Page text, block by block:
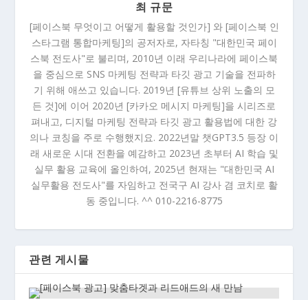
최 규문
[페이스북 무엇이고 어떻게 활용할 것인가] 와 [페이스북 인
스타그램 통합마케팅]의 공저자로, 자타칭 "대한민국 페이
스북 전도사"로 불리며, 2010년 이래 우리나라에 페이스북
을 중심으로 SNS 마케팅 전략과 타깃 광고 기술을 전파하
기 위해 애쓰고 있습니다. 2019년 [유튜브 상위 노출의 모
든 것]에 이어 2020년 [카카오 메시지 마케팅]을 시리즈로
펴내고, 디지털 마케팅 전략과 타깃 광고 활용법에 대한 강
의나 코칭을 주로 수행했지요. 2022년말 챗GPT3.5 등장 이
래 새로운 시대 전환을 예감하고 2023년 초부터 AI 학습 및
실무 활용 교육에 올인하여, 2025년 현재는 "대한민국 AI
실무활용 전도사"를 자임하고 전국구 AI 강사 겸 코치로 활
동 중입니다. ^^ 010-2216-8775
관련 게시물